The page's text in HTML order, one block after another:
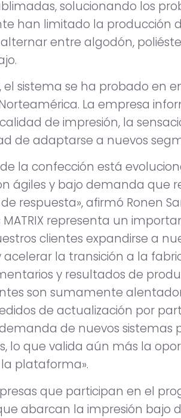
solucionando los
han limitado la producción
entre algodón,
el sistema se ha probado en
La empresa
de impresión, la
de adaptarse a nuevos
de la confección está
ágiles y bajo demanda que
respuesta», afirmó Ronen
MATRIX representa un
clientes expandirse a
la transición a la
y resultados de
son sumamente
de actualización por
de nuevos sistemas
lo que valida aún más la
plataforma».
que participan en el
abarcan la impresión bajo